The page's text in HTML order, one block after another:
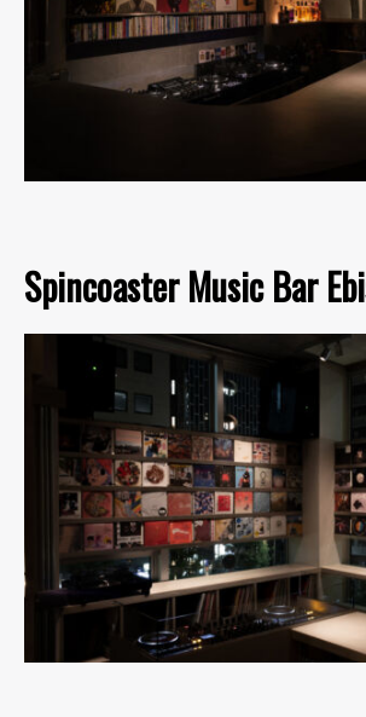
Spincoaster Music Bar